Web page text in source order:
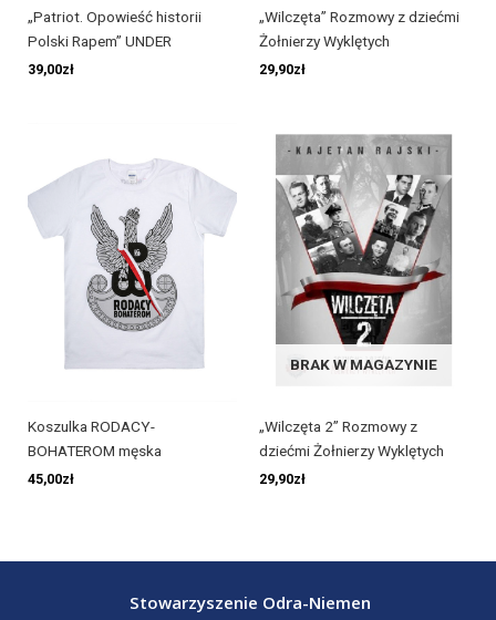
„Patriot. Opowieść historii
Polski Rapem” UNDER
39,00zł
„Wilczęta” Rozmowy z dziećmi
Żołnierzy Wyklętych
29,90zł
Koszulka RODACY-
BOHATEROM męska
45,00zł
BRAK W MAGAZYNIE
„Wilczęta 2” Rozmowy z
dziećmi Żołnierzy Wyklętych
29,90zł
Stowarzyszenie Odra-Niemen